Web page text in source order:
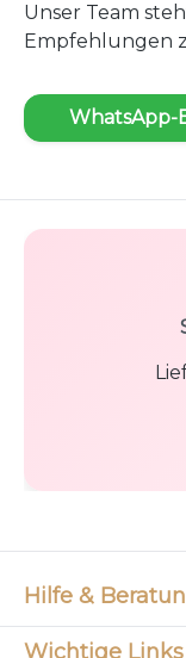
Unser Team
Empfehlungen
WhatsApp-
Hilfe &
Wichtige Links